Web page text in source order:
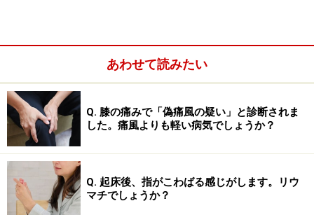
あわせて読みたい
Q. 膝の痛みで「偽痛風の疑い」と診断されま
した。痛風よりも軽い病気でしょうか？
Q. 起床後、指がこわばる感じがします。リウ
マチでしょうか？